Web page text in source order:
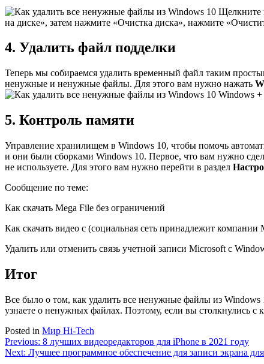
Щелкните
на диске», затем нажмите «Очистка диска», нажмите
4. Удалить файл подделки
Теперь мы собираемся удалить временный файл таким
ненужные и ненужные файлы. Для этого вам нужно нажать
Windows +
5. Контроль памяти
Управление хранилищем в Windows 10, чтобы помочь
и они были сборками Windows 10. Первое, что вам нужно
не используете. Для этого вам нужно перейти в раздел
Сообщение по теме:
Как скачать Mega File без ограничений
Как скачать видео с (социальная сеть принадлежит
Удалить или отменить связь учетной записи Microsoft с
Итог
Все было о том, как удалить все ненужные файлы из
узнаете о ненужных файлах. Поэтому, если вы столкнулись с
Posted in Мир Hi-Tech
Навигация
по
Previous: 8 лучших видеоредакторов для iPhone в 2021 году
Next: Лучшее программное обеспечение для записи экрана